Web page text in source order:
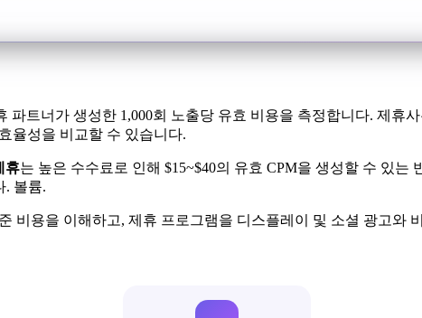
파트너가 생성한 1,000회 노출당 유효 비용을 측정합니다. 제휴
율성을 비교할 수 있습니다.
휴는 높은 수수료로 인해 $15~$40의 유효 CPM을 생성할 수 있는
. 볼륨.
비용을 이해하고, 제휴 프로그램을 디스플레이 및 소셜 광고와